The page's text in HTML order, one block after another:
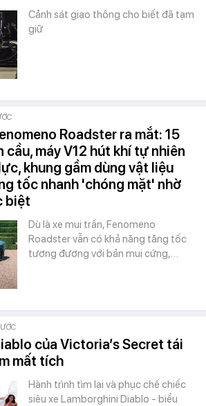
Cảnh sát giao thông cho biết đã tạm
giữ
Roadster ra mắt: 15
máy V12 hút khí tự nhiên
khung gầm dùng vật liệu
tốc nhanh 'chóng mặt' nhờ
biệt
Dù là xe mui trần, Fenomeno
Roadster vẫn có khả năng tăng tốc
tương đương với bản mui cứng,…
của Victoria’s Secret tái
mất tích
Hành trình tìm lại và phục chế chiếc
siêu xe Lamborghini Diablo - biểu